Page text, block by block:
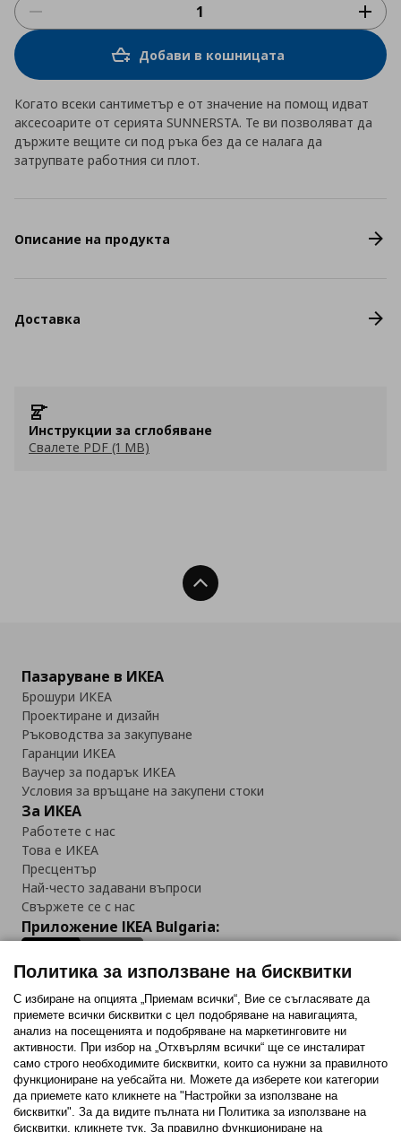
Добави в кошницата
Когато всеки сантиметър е от значение на помощ идват
аксесоарите от серията SUNNERSTA. Те ви позволяват да
държите вещите си под ръка без да се налага да
затрупвате работния си плот.
Описание на продукта
Доставка
Инструкции за сглобяване
Свалете PDF (1 MB)
Нагоре
Пазаруване в ИКЕА
Брошури ИКЕА
Проектиране и дизайн
Ръководства за закупуване
Гаранции ИКЕА
Ваучер за подарък ИКЕА
Условия за връщане на закупени стоки
За ИКЕА
Работете с нас
Това е ИКЕА
Пресцентър
Най-често задавани въпроси
Свържете се с нас
Приложение IKEA Bulgaria:
Последвайте ни:
FacebookTwitterYoutubePinterestInstagram
Политика за използване на бисквитки
С избиране на опцията „Приемам всички“, Вие се съгласявате да
приемете всички бисквитки с цел подобряване на навигацията,
анализ на посещенията и подобряване на маркетинговите ни
активности. При избор на „Отхвърлям всички“ ще се инсталират
само строго необходимитe бисквитки, които са нужни за правилното
функциониране на уебсайта ни. Можете да изберете кои категории
да приемете като кликнете на "Настройки за използване на
бисквитки". За да видите пълната ни Политика за използване на
бисквитки, кликнете тук. За правилно функциониране на